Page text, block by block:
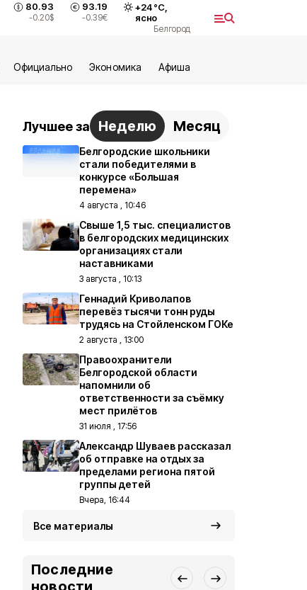
80.93
-0.20$
93.19
-0.39€
+24°С,
ясно
Белгород
Официально Экономика Aфиша
Лучшее за Неделю Месяц
Белгородские школьники
стали победителями в
конкурсе «Большая
перемена»
4 августа , 10:46
Свыше 1,5 тыс. специалистов
в белгородских медицинских
организациях стали
наставниками
3 августа , 10:13
Геннадий Криволапов
перевёз тысячи тонн руды
трудясь на Стойленском ГОКе
2 августа , 13:00
Правоохранители
Белгородской области
напомнили об
ответственности за съёмку
мест прилётов
31 июля , 17:56
Александр Шуваев рассказал
об отправке на отдых за
пределами региона пятой
группы детей
Вчера, 16:44
Все материалы
Последние
новости